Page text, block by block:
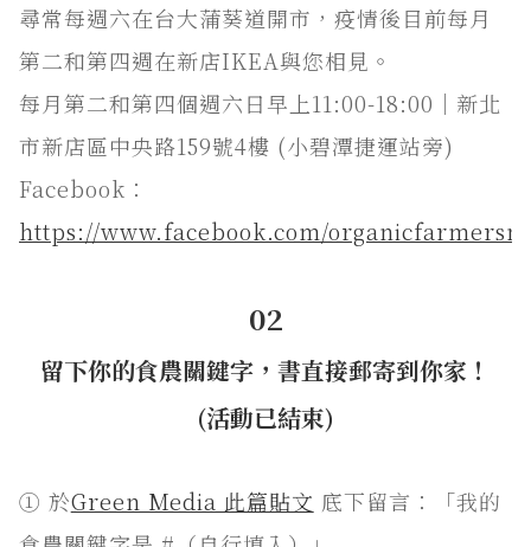
尋常每週六在台大蒲葵道開市，疫情後目前每月
第二和第四週在新店IKEA與您相見。
每月第二和第四個週六日早上11:00-18:00｜新北
市新店區中央路159號4樓 (小碧潭捷運站旁)
Facebook：
https://www.facebook.com/
02
留下你的食農關鍵字，書直接郵寄到你家！
(活動已結束)
① 於Green Media 此篇貼文 底下留言：「我的